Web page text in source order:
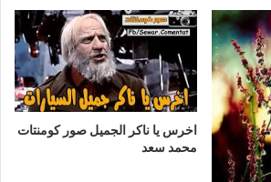
اخرس يا ناكر الجميل صور كومنتات
محمد سعد